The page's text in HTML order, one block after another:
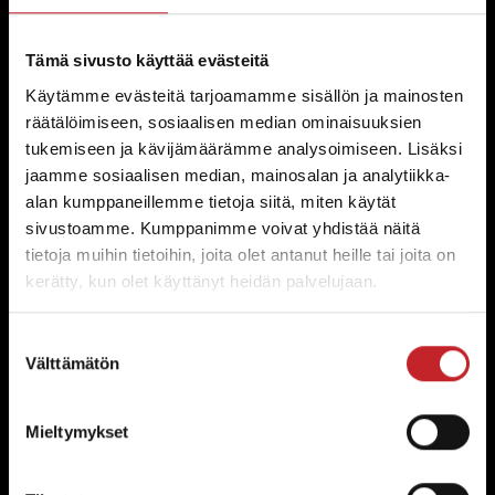
Tämä sivusto käyttää evästeitä
Käytämme evästeitä tarjoamamme sisällön ja mainosten
räätälöimiseen, sosiaalisen median ominaisuuksien
tukemiseen ja kävijämäärämme analysoimiseen. Lisäksi
jaamme sosiaalisen median, mainosalan ja analytiikka-
alan kumppaneillemme tietoja siitä, miten käytät
sivustoamme. Kumppanimme voivat yhdistää näitä
tietoja muihin tietoihin, joita olet antanut heille tai joita on
kerätty, kun olet käyttänyt heidän palvelujaan.
valinta
Välttämätön
Mieltymykset
ossamme takaavat töydellisen istuvuuden ja
erinomaiset agronomiset ominaisuudet.
Tehdyt kestämään
Väderstad-kulutusosat on tehty kestämään kovaa
kättöä, sekä tarjoamaan ilmiöämäistä
suorituskykyä koko pitkän käyttöikänsä ajan.
Ylivoimainen laatu ja
taloudellisuus